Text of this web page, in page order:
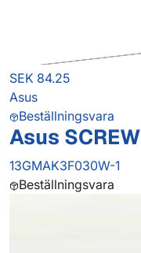
SEK 84.25
Asus
Beställningsvara
Asus
13GMAK3F030W-1
Beställningsvara